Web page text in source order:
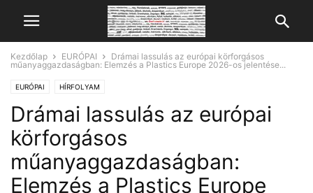
Kezdőlap EURÓPAI
Drámai lassulás az európai körforgásos
műanyaggazdaságban: Elemzés a Plastics Europe 2026-os jelentése...
EURÓPAI HÍRFOLYAM
Drámai lassulás az európai
körforgásos
műanyaggazdaságban:
Elemzés a Plastics Europe